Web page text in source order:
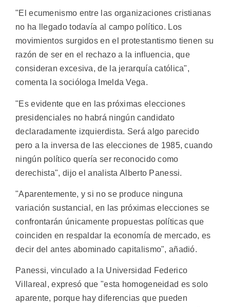
"El ecumenismo entre las organizaciones cristianas
no ha llegado todavía al campo político. Los
movimientos surgidos en el protestantismo tienen su
razón de ser en el rechazo a la influencia, que
consideran excesiva, de la jerarquía católica",
comenta la socióloga Imelda Vega.
"Es evidente que en las próximas elecciones
presidenciales no habrá ningún candidato
declaradamente izquierdista. Será algo parecido
pero a la inversa de las elecciones de 1985, cuando
ningún político quería ser reconocido como
derechista", dijo el analista Alberto Panessi.
"Aparentemente, y si no se produce ninguna
variación sustancial, en las próximas elecciones se
confrontarán únicamente propuestas políticas que
coinciden en respaldar la economía de mercado, es
decir del antes abominado capitalismo", añadió.
Panessi, vinculado a la Universidad Federico
Villareal, expresó que "esta homogeneidad es solo
aparente, porque hay diferencias que pueden